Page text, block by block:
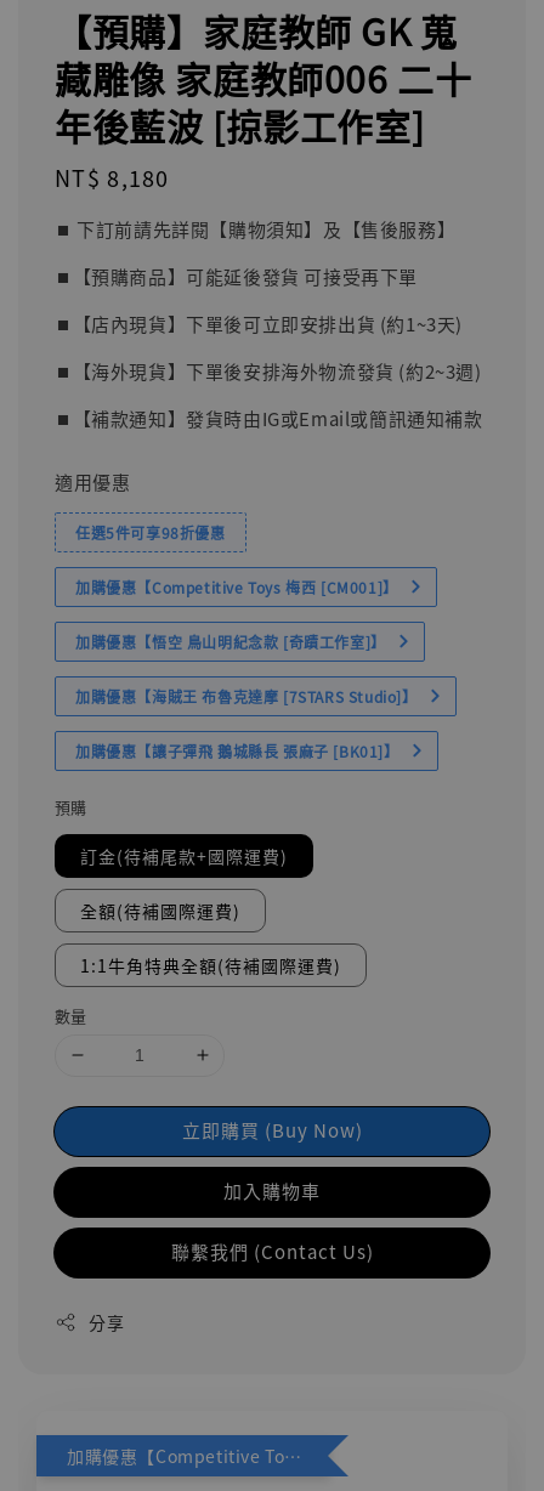
【預購】家庭教師 GK 蒐
藏雕像 家庭教師006 二十
年後藍波 [掠影工作室]
Regular
NT$ 8,180
⏹︎ 下訂前請先詳閱【購物須知】及【售後服務】
⏹︎【預購商品】可能延後發貨 可接受再下單
⏹︎【店內現貨】下單後可立即安排出貨 (約1~3天)
⏹︎【海外現貨】下單後安排海外物流發貨 (約2~3週)
⏹︎【補款通知】發貨時由IG或Email或簡訊通知補款
適用優惠
任選5件可享98折優惠
加購優惠【Competitive Toys 梅西 [CM001]】
加購優惠【悟空 鳥山明紀念款 [奇蹟工作室]】
加購優惠【海賊王 布魯克達摩 [7STARS Studio]】
加購優惠【讓子彈飛 鵝城縣長 張麻子 [BK01]】
預購
訂金(待補尾款+國際運費)
全額(待補國際運費)
1:1牛角特典全額(待補國際運費)
數量
立即購買 (Buy Now)
加入購物車
聯繫我們 (Contact Us)
分享
加購優惠【Competitive Toys 梅西 [CM001]】